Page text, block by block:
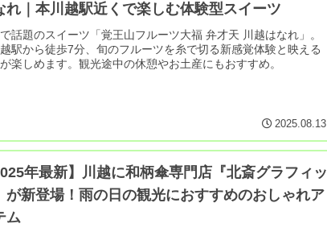
れ｜本川越駅近くで楽しむ体験型スイーツ
話題のスイーツ「覚王山フルーツ大福 弁才天 川越はなれ」。
駅から徒歩7分、旬のフルーツを糸で切る新感覚体験と映える
楽しめます。観光途中の休憩やお土産にもおすすめ。
2025.08.13
年最新】川越に和柄傘専門店『北斎グラフィッ
が新登場！雨の日の観光におすすめのおしゃれア
ム